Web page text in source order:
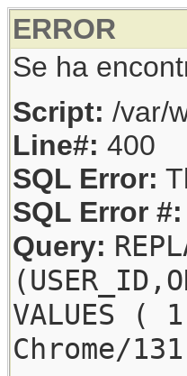
ERROR
Se ha
Script: /var/
Line#: 400
SQL Error:
SQL Error #:
Query:
VALUES
Chrome/